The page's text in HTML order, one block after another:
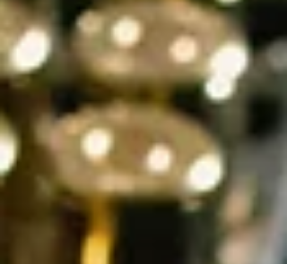
政诉讼的法律专业人士，DERUN.COM陈律
师在本文中将为您全面梳理申请流程、法律
据、所需材料、常见驳回原因及复议...